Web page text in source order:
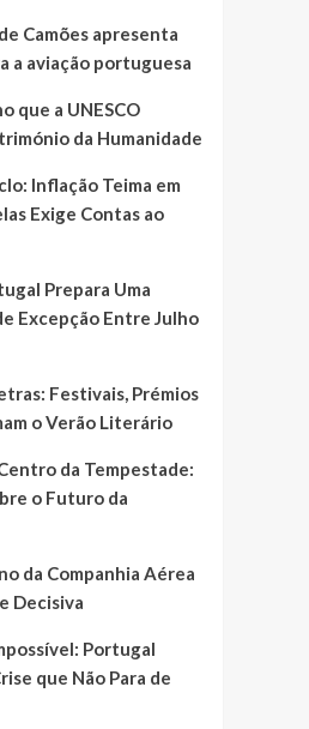
Camões apresenta
a aviação portuguesa
que a UNESCO
da Humanidade
Inflação Teima em
Exige Contas ao
Prepara Uma
Excepção Entre Julho
Festivais, Prémios
o Verão Literário
da Tempestade:
o Futuro da
da Companhia Aérea
Decisiva
Portugal
que Não Para de